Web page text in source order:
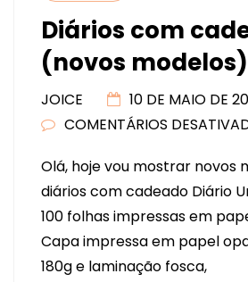
Diários com
(novos modelos)
JOICE
10 DE MAIO DE
COMENTÁRIOS
Olá, hoje vou mostrar novos
diários com cadeado Diário
100 folhas impressas em
Capa impressa em papel
180g e laminação fosca,